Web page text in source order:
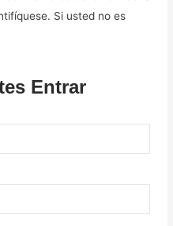
Si usted no es
Entrar